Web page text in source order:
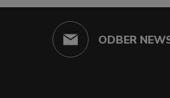
ODBER